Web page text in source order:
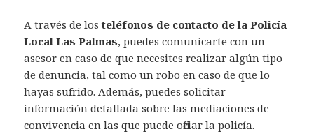
A través de losteléfonos de contacto de la Policía
Local Las Palmas, puedes comunicarte con un
asesor en caso de que necesites realizar algún tipo
de denuncia, tal como un robo en caso de que lo
hayas sufrido. Además, puedes solicitar
información detallada sobre las mediaciones de
convivencia en las que puede oficiar la policía.